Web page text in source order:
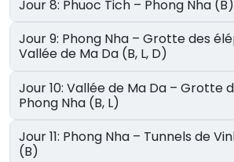
Jour 8: Phuoc Tich – Phong Nha (B)
Jour 9: Phong Nha – Grotte des éléphants –
Vallée de Ma Da (B, L, D)
Jour 10: Vallée de Ma Da – Grotte de Tra Ang –
Phong Nha (B, L)
Jour 11: Phong Nha – Tunnels de Vinh Moc – Hue
(B)